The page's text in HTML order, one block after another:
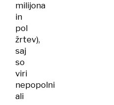
milijona
in
pol
žrtev),
saj
so
viri
nepopolni
ali